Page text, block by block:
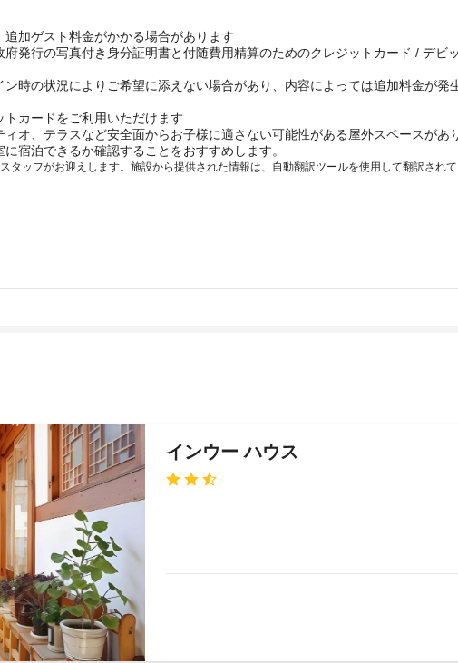
加ゲスト料金がかかる場合があります
発行の写真付き身分証明書と付随費用精算のためのクレジットカード / デビ
時の状況によりご希望に添えない場合があり、内容によっては追加料金が発
カードをご利用いただけます
オ、テラスなど安全面からお子様に適さない可能性がある屋外スペースがあ
宿泊できるか確認することをおすすめします。
タッフがお迎えします。施設から提供された情報は、自動翻訳ツールを使用して翻訳されて
インウー ハウス